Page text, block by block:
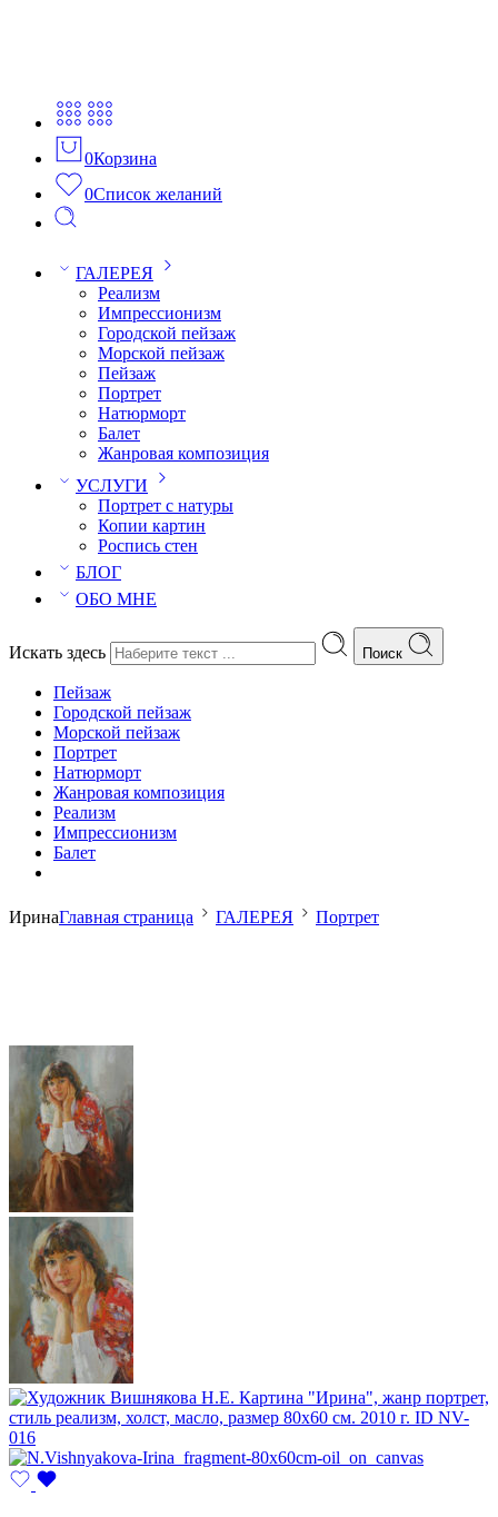
0Корзина
0Список желаний
ГАЛЕРЕЯ
Реализм
Импрессионизм
Городской пейзаж
Морской пейзаж
Пейзаж
Портрет
Натюрморт
Балет
Жанровая композиция
УСЛУГИ
Портрет с натуры
Копии картин
Роспись стен
БЛОГ
ОБО МНЕ
Искать здесь Поиск
Пейзаж
Городской пейзаж
Морской пейзаж
Портрет
Натюрморт
Жанровая композиция
Реализм
Импрессионизм
Балет
ИринаГлавная страница ГАЛЕРЕЯ Портрет